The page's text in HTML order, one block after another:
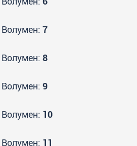
Волумен: 7
Волумен: 8
Волумен: 9
Волумен: 10
Волумен: 11